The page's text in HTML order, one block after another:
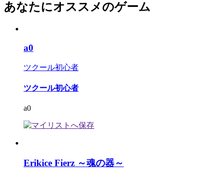
あなたにオススメのゲーム
a0
ツクール初心者
ツクール初心者
a0
Erikice Fierz ～魂の器～